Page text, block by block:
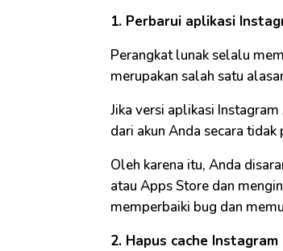
1. Perbarui aplikasi
Perangkat lunak selalu
merupakan salah satu
Jika versi aplikasi
dari akun Anda secara
Oleh karena itu, Anda
atau Apps Store dan
memperbaiki bug dan
2. Hapus cache Instagram